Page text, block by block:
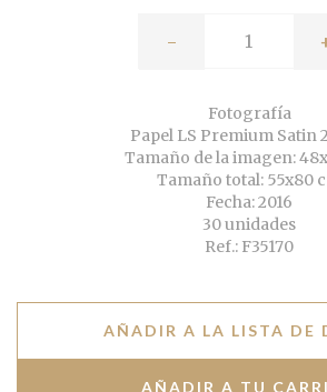
-
Fotografía
Papel LS Premium Satin
Tamaño de la imagen:
Tamaño total: 55x80
Fecha: 2016
30 unidades
Ref.: F35170
AÑADIR A LA LISTA DE